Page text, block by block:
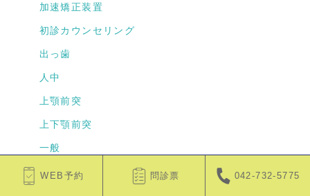
WEB予約 問診票 042-732-5775
加速矯正装置
初診カウンセリング
出っ歯
人中
上顎前突
上下顎前突
一般
ローコスト